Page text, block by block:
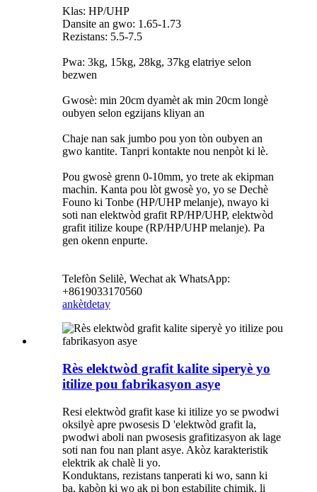
Klas: HP/UHP
Dansite an gwo: 1.65-1.73
Rezistans: 5.5-7.5
Pwa: 3kg, 15kg, 28kg, 37kg elatriye selon
bezwen
Gwosè: min 20cm dyamèt ak min 20cm longè
oubyen selon egzijans kliyan an
Chaje nan sak jumbo pou yon tòn oubyen an
gwo kantite. Tanpri kontakte nou nenpòt ki lè.
Pou gwosè grenn 0-10mm, yo trete ak ekipman
machin. Kanta pou lòt gwosè yo, yo se Dechè
Founo ki Tonbe (HP/UHP melanje), nwayo ki
soti nan elektwòd grafit RP/HP/UHP, elektwòd
grafit itilize koupe (RP/HP/UHP melanje). Pa
gen okenn enpurte.
Telefòn Selilè, Wechat ak WhatsApp:
+8619033170560
ankètdetay
Rès elektwòd grafit kalite siperyè yo
itilize pou fabrikasyon asye
Resi elektwòd grafit kase ki itilize yo se pwodwi
oksilyè apre pwosesis D 'elektwòd grafit la,
pwodwi aboli nan pwosesis grafitizasyon ak lage
soti nan fou nan plant asye. Akòz karakteristik
elektrik ak chalè li yo.
Konduktans, rezistans tanperati ki wo, sann ki
ba, kabòn ki wo ak pi bon estabilite chimik, li